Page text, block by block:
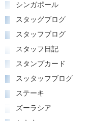
シンガポール
スタッグブログ
スタッフブログ
スタッフ日記
スタンプカード
スッタッフブログ
ステーキ
ズーラシア